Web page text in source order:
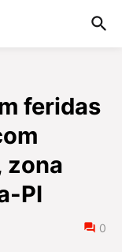
feridas
zona
PI
0